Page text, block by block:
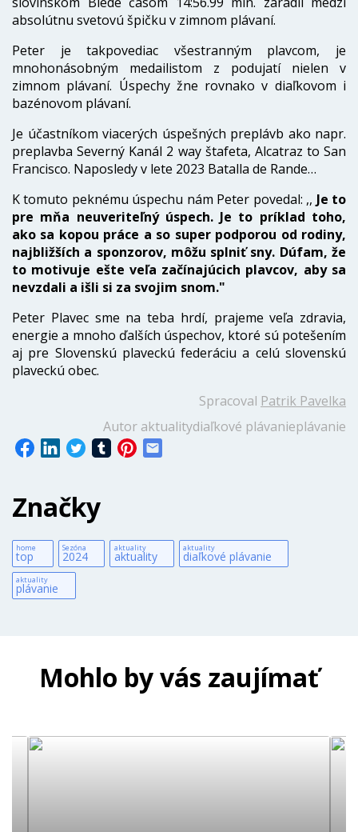
absolútnu svetovú špičku v zimnom plávaní.
Peter je takpovediac všestranným plavcom, je
mnohonásobným medailistom z podujatí nielen v
zimnom plávaní. Úspechy žne rovnako v diaľkovom i
bazénovom plávaní.
Je účastníkom viacerých úspešných preplávb ako napr.
preplavba Severný Kanál 2 way štafeta, Alcatraz to San
Francisco. Naposledy v lete 2023 Batalla de Rande…
K tomuto peknému úspechu nám Peter povedal: ,, Je to
pre mňa neuveriteľný úspech. Je to príklad toho,
ako sa kopou práce a so super podporou od rodiny,
najbližších a sponzorov, môžu splniť sny. Dúfam, že
to motivuje ešte veľa začínajúcich plavcov, aby sa
nevzdali a išli si za svojim snom."
Peter Plavec sme na teba hrdí, prajeme veľa zdravia,
energie a mnoho ďalších úspechov, ktoré sú potešením
aj pre Slovenskú plaveckú federáciu a celú slovenskú
plaveckú obec.
Spracoval Patrik Pavelka
Autor aktualitydiaľkové plávanieplávanie
Značky
home
top
Sezóna
2024
aktuality
aktuality
aktuality
diaľkové plávanie
aktuality
plávanie
Mohlo by vás zaujímať